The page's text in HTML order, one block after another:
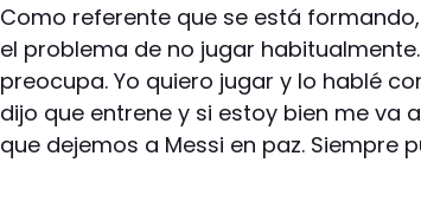
Como referente que se está
el problema de no jugar
preocupa. Yo quiero jugar y lo hablé
dijo que entrene y si estoy bien me va
que dejemos a Messi en paz. Siempre